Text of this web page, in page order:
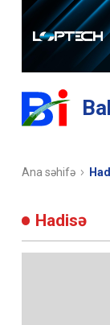
Ana səhifə
Hadisə